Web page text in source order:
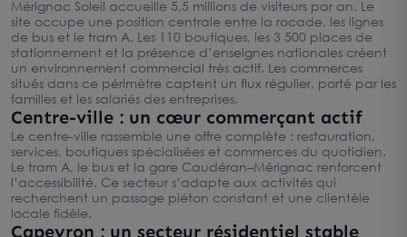
Mérignac Soleil accueille 5,5 millions de visiteurs par an. Le
site occupe une position centrale entre la rocade, les lignes
de bus et le tram A. Les 110 boutiques, les 3 500 places de
stationnement et la présence d’enseignes nationales créent
un environnement commercial très actif. Les commerces
situés dans ce périmètre captent un flux régulier, porté par les
familles et les salariés des entreprises.
Centre-ville : un cœur commerçant actif
Le centre-ville rassemble une offre complète : restauration,
services, boutiques spécialisées et commerces du quotidien.
Le tram A, le bus et la gare Caudéran–Mérignac renforcent
l’accessibilité. Ce secteur s’adapte aux activités qui
recherchent un passage piéton constant et une clientèle
locale fidèle.
Capeyron : un secteur résidentiel stable